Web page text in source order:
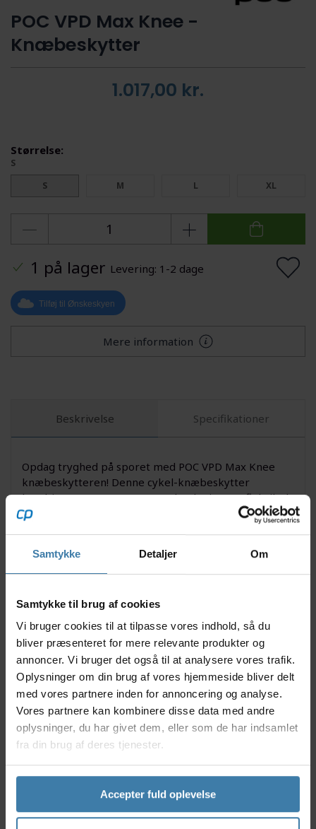
Samtykke Detaljer Om
Samtykke til brug af cookies
Vi bruger cookies til at tilpasse vores indhold, så du
bliver præsenteret for mere relevante produkter og
annoncer. Vi bruger det også til at analysere vores trafik.
Oplysninger om din brug af vores hjemmeside bliver delt
med vores partnere inden for annoncering og analyse.
Vores partnere kan kombinere disse data med andre
oplysninger, du har givet dem, eller som de har indsamlet
fra din brug af deres tjenester.
Accepter fuld oplevelse
POC VPD Max Knee -
Knæbeskytter
1.017,00 kr.
Størrelse:
S
S
M L XL
1 på lager Levering: 1-2 dage
Tilføj til Ønskeskyen
Mere information
Beskrivelse Specifikationer
Opdag tryghed på sporet med POC VPD Max Knee
knæbeskytteren! Denne cykel-knæbeskytter
kombinerer avanceret VPD-teknologi og en fleksibel,
anatomisk pasform, der følger dine bevægelser og
tilbyder maksimal beskyttelse mod stød og slag. Med
sikkerhed, så du kan fokusere på dit næste eventyr -
uanset om du kører mountainbike eller trail.
Nyttige facts
Innovativ VPD Max-teknologi for optimal
stødabsorbering
Ergonomisk design, der passer sig naturligt til
knæet
Åndbart materiale for øget komfort på lange
Designet til at blive siddende sikkert under
bevægelse
Velegnet til aggressive MTB- og downhill-
oplevelser
POC VPD Max Knee knæbeskytteren er udviklet til